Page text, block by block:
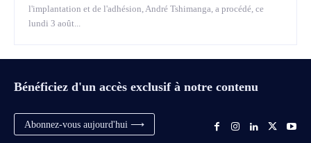
l'implantation et de l'adhésion, André Tshimanga, a procédé, ce
lundi 3 août...
Bénéficiez d'un accès exclusif à notre contenu
Abonnez-vous aujourd'hui ⟶